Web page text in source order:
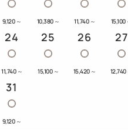
9,120 ～ 10,380 ～ 11,740 ～ 15,100
24
11,740 ～
25
15,100 ～
26
15,420 ～
27
12,740
31
9,120 ～